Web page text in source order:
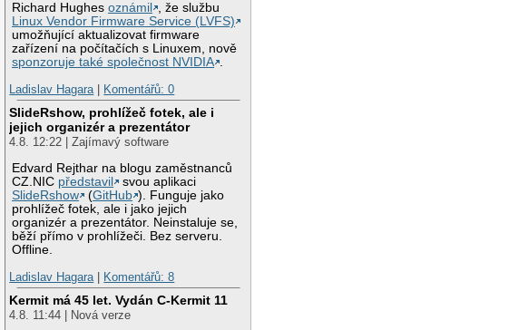
Richard Hughesoznámil
, že službu
Linux Vendor Firmware Service (LVFS)
umožňující aktualizovat firmware
zařízení na počítačích s Linuxem, nově
sponzoruje také společnost NVIDIA .
Ladislav Hagara | Komentářů: 0
SlideRshow, prohlížeč fotek, ale i
jejich organizér a prezentátor
4.8. 12:22 | Zajímavý software
Edvard Rejthar na blogu zaměstnanců
CZ.NIC představil
svou aplikaci
SlideRshow
(GitHub ). Funguje jako
prohlížeč fotek, ale i jako jejich
organizér a prezentátor. Neinstaluje se,
běží přímo v prohlížeči. Bez serveru.
Offline.
Ladislav Hagara | Komentářů: 8
Kermit má 45 let. Vydán C-Kermit 11
4.8. 11:44 | Nová verze